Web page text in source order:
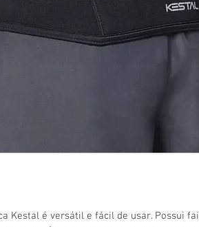
Kestal é versátil e fácil de usar. Possui